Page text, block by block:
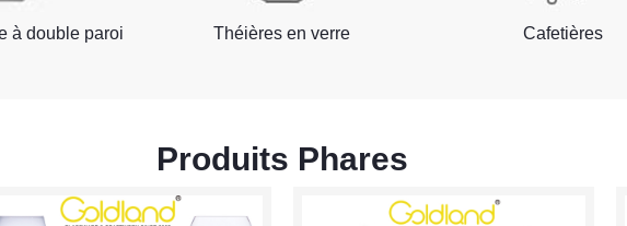
à double paroi Théières en verre Cafetières
Produits Phares